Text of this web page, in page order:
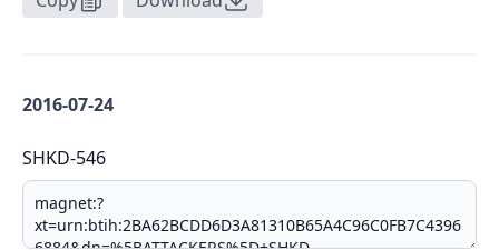
2016-07-24
SHKD-546